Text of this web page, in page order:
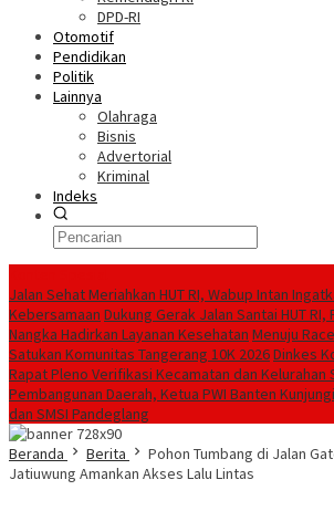
DPD-RI
Otomotif
Pendidikan
Politik
Lainnya
Olahraga
Bisnis
Advertorial
Kriminal
Indeks
Jalan Sehat Meriahkan HUT RI, Wabup Intan
Kebersamaan Dukung Gerak Jalan Santai HUT
Nangka Hadirkan Layanan Kesehatan Menuju
Satukan Komunitas Tangerang 10K 2026Dinkes
Rapat Pleno Verifikasi Kecamatan dan Kelurahan
Pembangunan Daerah, Ketua PWI Banten
dan SMSI Pandeglang
Beranda
Berita
Pohon Tumbang di Jalan
Jatiuwung Amankan Akses Lalu Lintas